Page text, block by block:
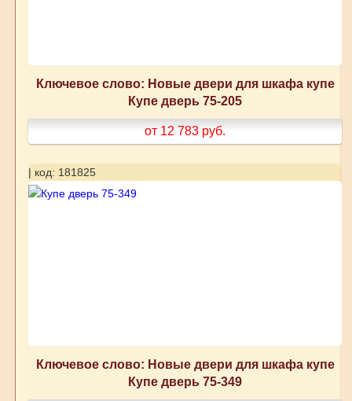
Ключевое слово: Новые двери для шкафа купе
Купе дверь 75-205
от 12 783 руб.
| код: 181825
Ключевое слово: Новые двери для шкафа купе
Купе дверь 75-349